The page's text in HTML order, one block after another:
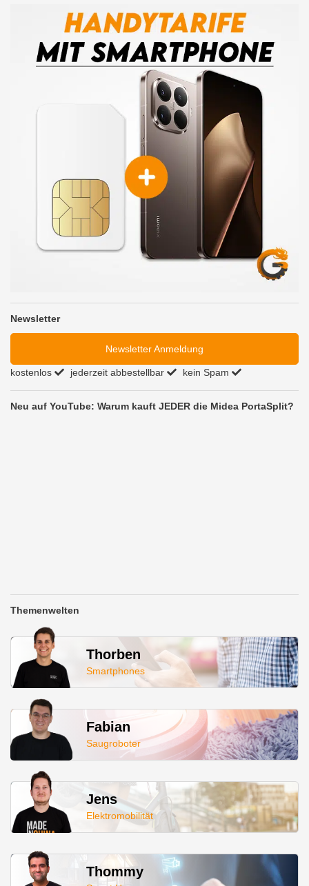
Newsletter
Newsletter Anmeldung
kostenlos jederzeit abbestellbar kein Spam
Neu auf YouTube: Warum kauft JEDER die Midea PortaSplit?
Themenwelten
Thorben
Smartphones
Fabian
Saugroboter
Jens
Elektromobilität
Thommy